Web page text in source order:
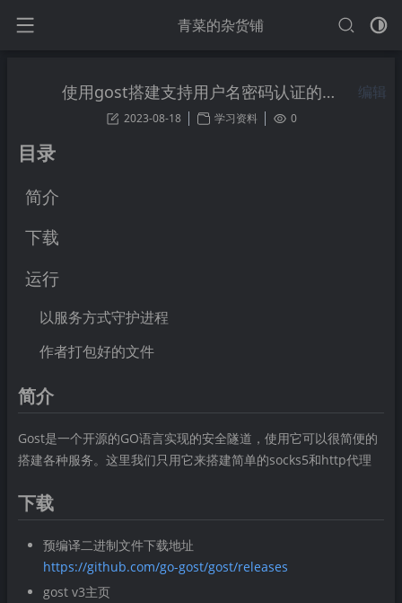
青菜的杂货铺
使用gost搭建支持用户名密码认证的socks5/http代理服务器 编辑
2023-08-18 学习资料 0
目录
简介
下载
运行
以服务方式守护进程
作者打包好的文件
简介
Gost是一个开源的GO语言实现的安全隧道，使用它可以很简便的
搭建各种服务。这里我们只用它来搭建简单的socks5和http代理
下载
预编译二进制文件下载地址
https://github.com/go-gost/gost/releases
gost v3主页